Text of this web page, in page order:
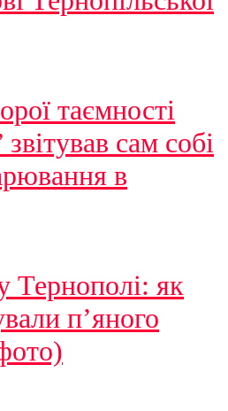
таємності
сам собі
в
Тернополі: як
п’яного